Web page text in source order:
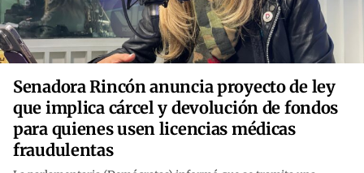
Senadora Rincón anuncia proyecto de ley
que implica cárcel y devolución de fondos
para quienes usen licencias médicas
fraudulentas